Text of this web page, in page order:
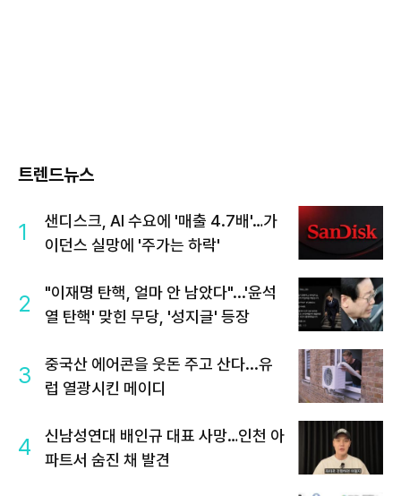
트렌드뉴스
1
샌디스크, AI 수요에 '매출 4.7배'…가
이던스 실망에 '주가는 하락'
2
"이재명 탄핵, 얼마 안 남았다"...'윤석
열 탄핵' 맞힌 무당, '성지글' 등장
3
중국산 에어콘을 웃돈 주고 산다...유
럽 열광시킨 메이디
4
신남성연대 배인규 대표 사망…인천 아
파트서 숨진 채 발견